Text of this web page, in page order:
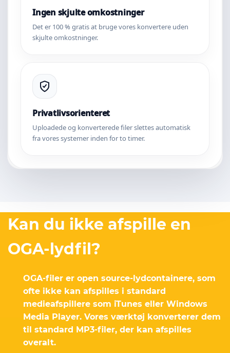
Ingen skjulte omkostninger
Det er 100 % gratis at bruge vores konvertere uden
skjulte omkostninger.
Privatlivsorienteret
Uploadede og konverterede filer slettes automatisk
fra vores systemer inden for to timer.
Kan du ikke afspille en
OGA-lydfil?
OGA-filer er open source-lydcontainere, som
ofte ikke kan afspilles i standard
medieafspillere som iTunes eller Windows
Media Player. Vores værktøj konverterer dem
til standard MP3-filer, der kan afspilles
overalt.